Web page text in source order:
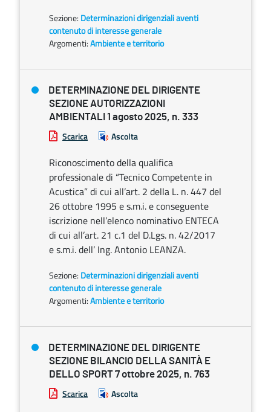
Sezione: Determinazioni dirigenziali aventi
contenuto di interesse generale
Argomenti:Ambiente e territorio
DETERMINAZIONE DEL DIRIGENTE
SEZIONE AUTORIZZAZIONI
AMBIENTALI 1 agosto 2025, n. 333
Scarica Ascolta
Riconoscimento della qualifica
professionale di “Tecnico Competente in
Acustica” di cui all’art. 2 della L. n. 447 del
26 ottobre 1995 e s.m.i. e conseguente
iscrizione nell’elenco nominativo ENTECA
di cui all’art. 21 c.1 del D.Lgs. n. 42/2017
e s.m.i. dell’ Ing. Antonio LEANZA.
Sezione: Determinazioni dirigenziali aventi
contenuto di interesse generale
Argomenti:Ambiente e territorio
DETERMINAZIONE DEL DIRIGENTE
SEZIONE BILANCIO DELLA SANITÀ E
DELLO SPORT 7 ottobre 2025, n. 763
Scarica Ascolta